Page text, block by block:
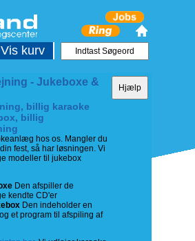
- Jukeboxe &
billig karaoke
billig
hos os. Mangler du
fest, så har løsningen. Vi
modeller til jukebox
Den afspiller de
kendte CD'er
Den indeholder en
et program til afspiling af
Vis kurv